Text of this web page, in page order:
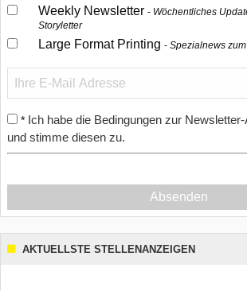
Weekly Newsletter
Wöchentliches
Storyletter
Large Format Printing Spezialnews
* Ich habe die Bedingungen zur
und stimme diesen zu.
Absenden
AKTUELLSTE STELLENANZEIGEN